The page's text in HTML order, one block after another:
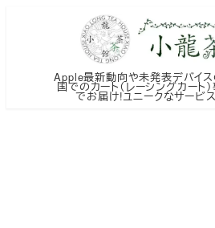
Apple最新動向や未発表デバイス
国でのカート（レーシングカート
でお届け!ユニークなサービ